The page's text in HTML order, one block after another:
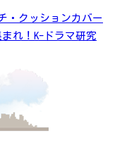
・クッションカバー
れ！K-ドラマ研究